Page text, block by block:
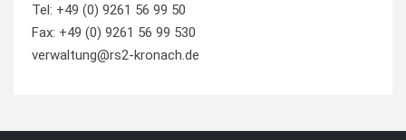
Tel: +49 (0) 9261 56 99 50
Fax: +49 (0) 9261 56 99 530
verwaltung@rs2-kronach.de